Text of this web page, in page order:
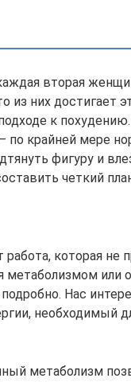
вторая
из них достигает
к
по крайней мере
фигуру и
четкий
которая не
метаболизмом
Нас
необходимый
метаболизм